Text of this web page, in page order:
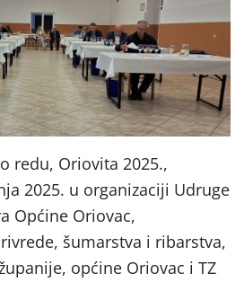
redu, Oriovita 2025.,
2025. u organizaciji Udruge
Općine Oriovac,
šumarstva i ribarstva,
općine Oriovac i TZ